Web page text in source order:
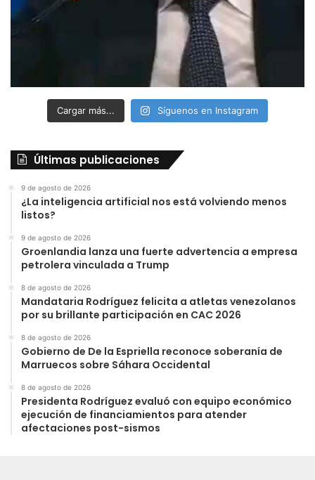
Cargar más... Síguenos en Instagram
Últimas publicaciones
9 de agosto de 2026
¿La inteligencia artificial nos está volviendo menos
listos?
9 de agosto de 2026
Groenlandia lanza una fuerte advertencia a empresa
petrolera vinculada a Trump
8 de agosto de 2026
Mandataria Rodríguez felicita a atletas venezolanos
por su brillante participación en CAC 2026
8 de agosto de 2026
Gobierno de De la Espriella reconoce soberanía de
Marruecos sobre Sáhara Occidental
8 de agosto de 2026
Presidenta Rodríguez evaluó con equipo económico
ejecución de financiamientos para atender
afectaciones post-sismos